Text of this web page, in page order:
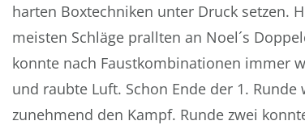
harten Boxtechniken unter Druck setzen.
meisten Schläge prallten an Noel´s
konnte nach Faustkombinationen immer
und raubte Luft. Schon Ende der 1.
zunehmend den Kampf. Runde zwei